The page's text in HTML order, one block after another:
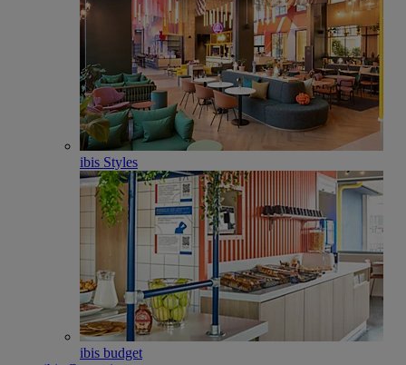
ibis Styles
ibis budget